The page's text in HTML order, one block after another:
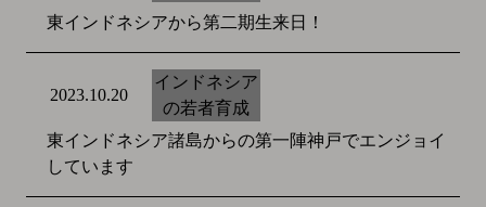
東インドネシアから第二期生来日！
2023.10.20
インドネシア
の若者育成
東インドネシア諸島からの第一陣神戸でエンジョイ
しています